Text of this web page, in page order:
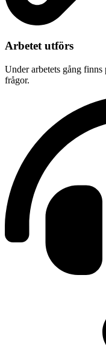
Arbetet utförs
Under arbetets gång
frågor.